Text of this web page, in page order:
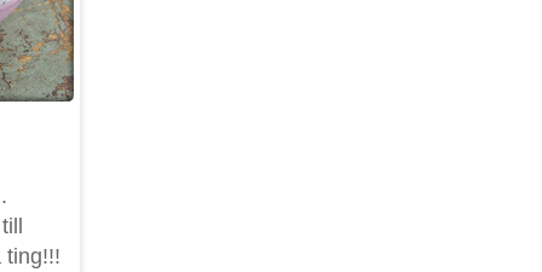
ting!!!